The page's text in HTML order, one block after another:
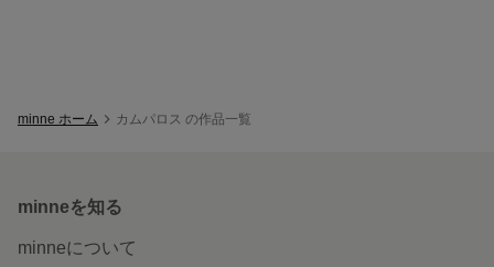
minne ホーム カムパロス の作品一覧
minneを知る
minneについて